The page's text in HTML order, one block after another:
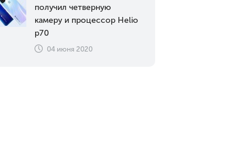
получил четверную
камеру и процессор Helio
p70
04 июня 2020